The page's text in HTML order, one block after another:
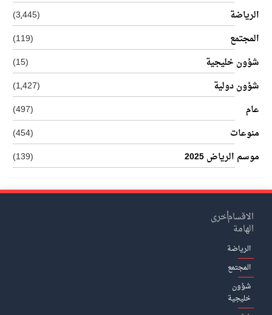
الرياضة
(3٬445)
المجتمع
(119)
شؤون خليجية
(15)
شؤون دولية
(1٬427)
عام
(497)
منوعات
(454)
موسم الرياض 2025
(139)
الاقسام
الهامة
الرياضة
المجتمع
شؤون
خليجية
أخرى